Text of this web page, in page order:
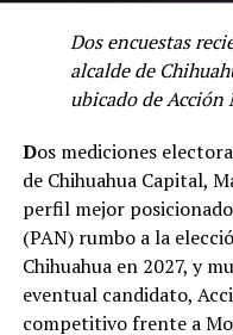
Dos encuestas
alcalde de
ubicado de Acción
Dos mediciones
de Chihuahua Capital,
perfil mejor
(PAN) rumbo a la
Chihuahua en 2027, y
eventual candidato,
competitivo frente a